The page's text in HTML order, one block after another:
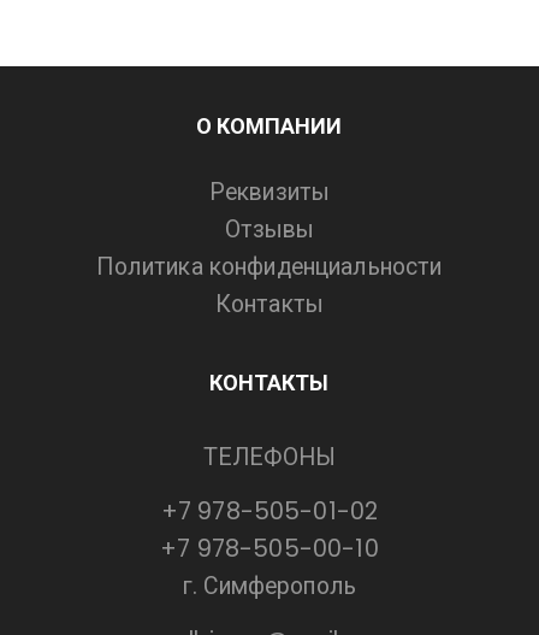
О КОМПАНИИ
Реквизиты
Отзывы
Политика конфиденциальности
Контакты
КОНТАКТЫ
ТЕЛЕФОНЫ
+7 978-505-01-02
+7 978-505-00-10
г. Симферополь